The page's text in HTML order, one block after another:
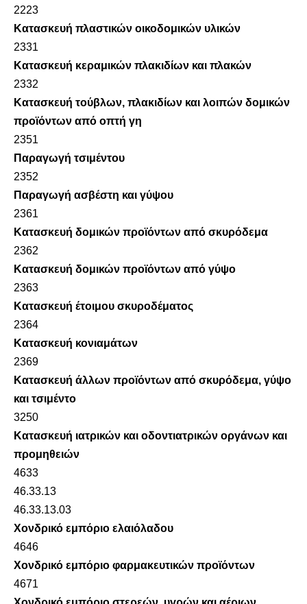
2223
Κατασκευή πλαστικών οικοδομικών υλικών
2331
Κατασκευή κεραμικών πλακιδίων και πλακών
2332
Κατασκευή τούβλων, πλακιδίων και λοιπών δομικών
προϊόντων από οπτή γη
2351
Παραγωγή τσιμέντου
2352
Παραγωγή ασβέστη και γύψου
2361
Κατασκευή δομικών προϊόντων από σκυρόδεμα
2362
Κατασκευή δομικών προϊόντων από γύψο
2363
Κατασκευή έτοιμου σκυροδέματος
2364
Κατασκευή κονιαμάτων
2369
Κατασκευή άλλων προϊόντων από σκυρόδεμα, γύψο
και τσιμέντο
3250
Κατασκευή ιατρικών και οδοντιατρικών οργάνων και
προμηθειών
4633
46.33.13
46.33.13.03
Χονδρικό εμπόριο ελαιόλαδου
4646
Χονδρικό εμπόριο φαρμακευτικών προϊόντων
4671